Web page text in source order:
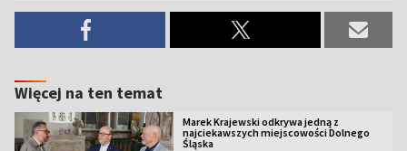
Więcej na ten temat
Marek Krajewski odkrywa jedną z
najciekawszych miejscowości Dolnego
Śląska